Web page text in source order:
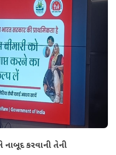
નાબૂદ કરવાની તેની